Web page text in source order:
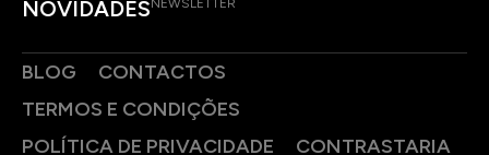
NOVIDADESNEWSLETTER
BLOG
CONTACTOS
TERMOS E CONDIÇÕES
POLÍTICA DE PRIVACIDADE
CONTRASTARIA